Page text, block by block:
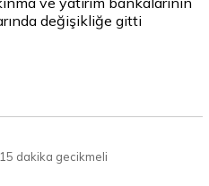
değişikliğe gitti
dakika gecikmeli